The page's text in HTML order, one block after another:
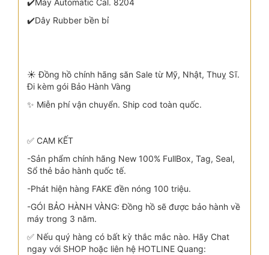
✔️Máy Automatic Cal. 8204
✔️Dây Rubber bền bỉ
☀️ Đồng hồ chính hãng săn Sale từ Mỹ, Nhật, Thuỵ Sĩ.
Đi kèm gói Bảo Hành Vàng
✨ Miễn phí vận chuyển. Ship cod toàn quốc.
✅ CAM KẾT
-Sản phẩm chính hãng New 100% FullBox, Tag, Seal,
Sổ thẻ bảo hành quốc tế.
-Phát hiện hàng FAKE đền nóng 100 triệu.
-GÓI BẢO HÀNH VÀNG: Đồng hồ sẽ được bảo hành về
máy trong 3 năm.
✅ Nếu quý hàng có bất kỳ thắc mắc nào. Hãy Chat
ngay với SHOP hoặc liên hệ HOTLINE Quang: